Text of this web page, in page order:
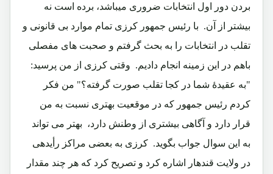
بردن دور اول انتخابات ضروری میباشد، برده است نه
بیشتر از آن. با رئیس جمهور کرزی تمام موارد بی قانونی و
تقلب در انتخابات را به بحث گرفتم و صحبت های مفصلی
باهم در این زمینه انجام دادیم. وقتی کرزی از من پرسید:
"به عقیدۀ شما در کجا تقلب صورت گرفته؟" من فکر
کردم رئیس جمهور که در موقعیت بهتری نسبت به من
قرار دارد و آگاهی بیشتری از وطنش دارد، بهتر می تواند
به این سوال جواب بگوید. کرزی به بعضی مراکز رأیدهی
در ولایت قندهار اشاره کرد و تصریح کرد که هر چند مقدار